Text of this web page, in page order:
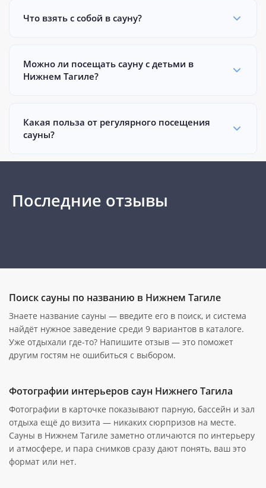
Что взять с собой в сауну?
Можно ли посещать сауну с детьми в
Нижнем Тагиле?
Какая польза от регулярного посещения
сауны?
Последние отзывы
Поиск сауны по названию в Нижнем Тагиле
Знаете название сауны — введите его в поиск, и система
найдёт нужное заведение среди 9 вариантов в каталоге.
Уже отдыхали где-то? Напишите отзыв — это поможет
другим гостям не ошибиться с выбором.
Фотографии интерьеров саун Нижнего Тагила
Фотографии в карточке показывают парную, бассейн и зал
отдыха ещё до визита — никаких сюрпризов на месте.
Сауны в Нижнем Тагиле заметно отличаются по интерьеру
и атмосфере, и пара снимков сразу дают понять, ваш это
формат или нет.